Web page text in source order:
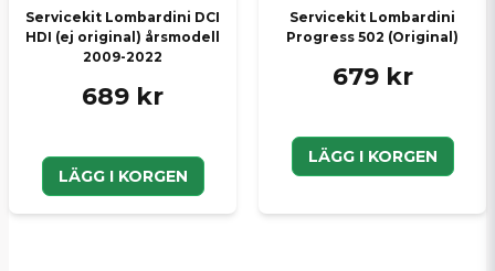
Servicekit Lombardini DCI
HDI (ej original) årsmodell
2009-2022
689 kr
LÄGG I KORGEN
Servicekit Lombardini
Progress 502 (Original)
679 kr
LÄGG I KORGEN